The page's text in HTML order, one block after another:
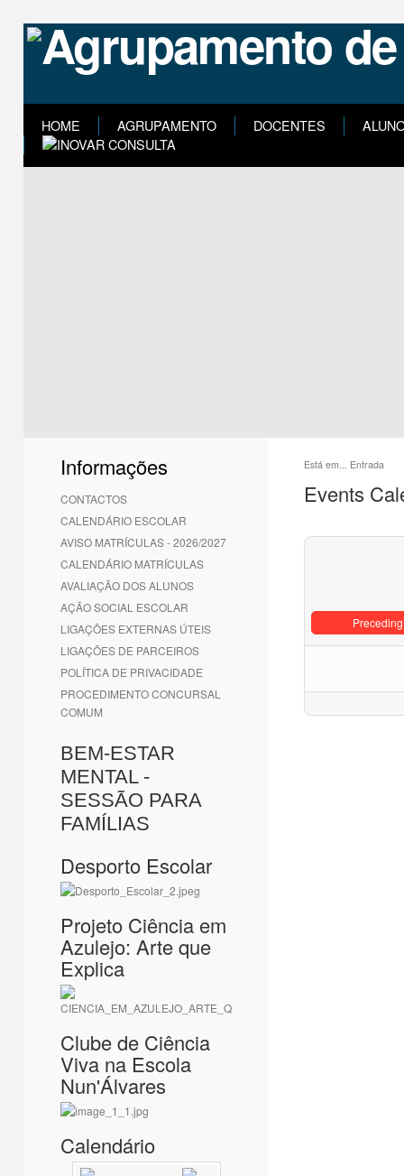
HOME AGRUPAMENTO DOCENTES
Informações
CONTACTOS
CALENDÁRIO ESCOLAR
AVISO MATRÍCULAS - 2026/2027
CALENDÁRIO MATRÍCULAS
AVALIAÇÃO DOS ALUNOS
AÇÃO SOCIAL ESCOLAR
LIGAÇÕES EXTERNAS ÚTEIS
LIGAÇÕES DE PARCEIROS
POLÍTICA DE PRIVACIDADE
PROCEDIMENTO CONCURSAL
COMUM
BEM-ESTAR
MENTAL -
SESSÃO PARA
FAMÍLIAS
Desporto Escolar
Projeto Ciência em
Azulejo: Arte que
Explica
Clube de Ciência
Viva na Escola
Nun'Álvares
Calendário
Está em... Entrada
Events